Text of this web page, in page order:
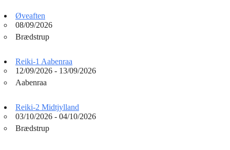
Øveaften
08/09/2026
Brædstrup
Reiki-1 Aabenraa
12/09/2026 - 13/09/2026
Aabenraa
Reiki-2 Midtjylland
03/10/2026 - 04/10/2026
Brædstrup